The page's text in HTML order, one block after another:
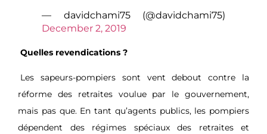
— davidchami75 (@davidchami75)
December 2, 2019
Quelles revendications ?
Les sapeurs-pompiers sont vent debout contre la
réforme des retraites voulue par le gouvernement,
mais pas que. En tant qu’agents publics, les pompiers
dépendent des régimes spéciaux des retraites et